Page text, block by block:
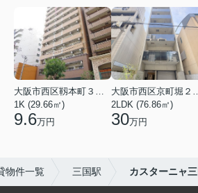
大阪市西区靱本町３丁目
1K (29.66㎡)
9.6万円
大阪市西
2LDK (76.86㎡)
30万円
物件一覧 三国駅 カスターニャ